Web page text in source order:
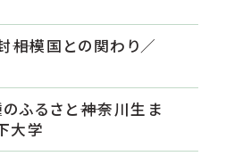
相模国との関わり／
ふるさと――神奈川生ま
大学